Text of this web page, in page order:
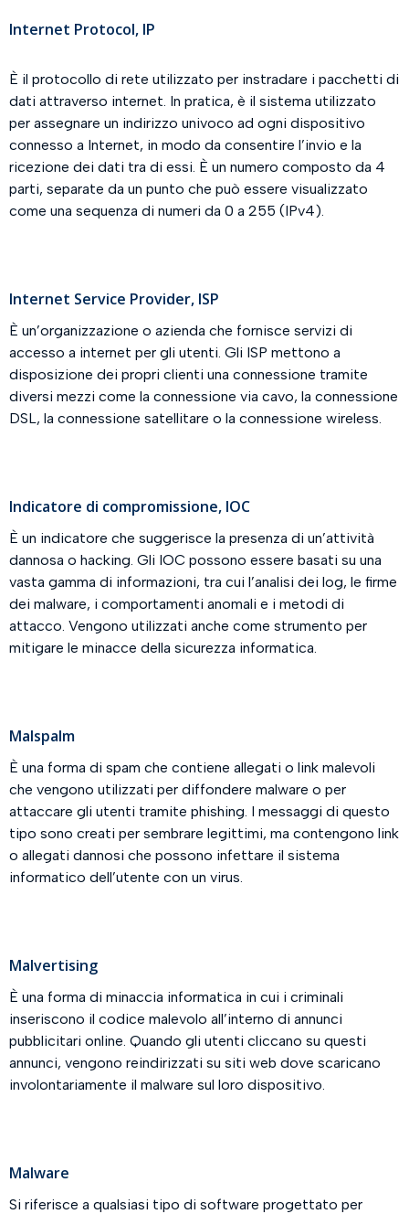
Internet Protocol, IP
È il protocollo di rete utilizzato per instradare i pacchetti di
dati attraverso internet. In pratica, è il sistema utilizzato
per assegnare un indirizzo univoco ad ogni dispositivo
connesso a Internet, in modo da consentire l’invio e la
ricezione dei dati tra di essi. È un numero composto da 4
parti, separate da un punto che può essere visualizzato
come una sequenza di numeri da 0 a 255 (IPv4).
Internet Service Provider, ISP
È un’organizzazione o azienda che fornisce servizi di
accesso a internet per gli utenti. Gli ISP mettono a
disposizione dei propri clienti una connessione tramite
diversi mezzi come la connessione via cavo, la connessione
DSL, la connessione satellitare o la connessione wireless.
Indicatore di compromissione, IOC
È un indicatore che suggerisce la presenza di un’attività
dannosa o hacking. Gli IOC possono essere basati su una
vasta gamma di informazioni, tra cui l’analisi dei log, le firme
dei malware, i comportamenti anomali e i metodi di
attacco. Vengono utilizzati anche come strumento per
mitigare le minacce della sicurezza informatica.
Malspalm
È una forma di spam che contiene allegati o link malevoli
che vengono utilizzati per diffondere malware o per
attaccare gli utenti tramite phishing. I messaggi di questo
tipo sono creati per sembrare legittimi, ma contengono link
o allegati dannosi che possono infettare il sistema
informatico dell’utente con un virus.
Malvertising
È una forma di minaccia informatica in cui i criminali
inseriscono il codice malevolo all’interno di annunci
pubblicitari online. Quando gli utenti cliccano su questi
annunci, vengono reindirizzati su siti web dove scaricano
involontariamente il malware sul loro dispositivo.
Malware
Si riferisce a qualsiasi tipo di software progettato per